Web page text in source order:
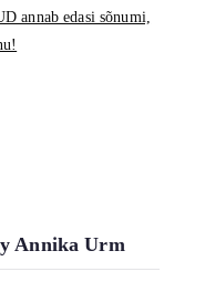
annab edasi sõnumi,
Annika Urm